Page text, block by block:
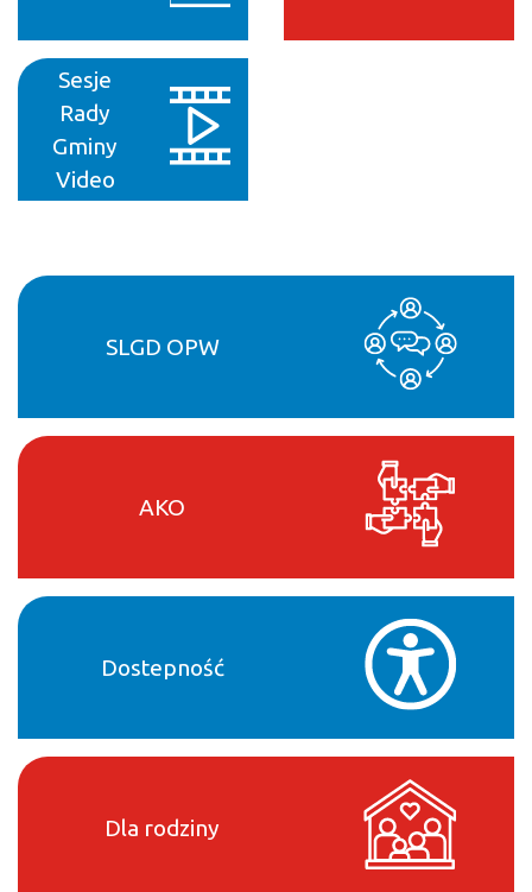
Sesje
Rady
Gminy
Video
SLGD OPW
AKO
Dostepność
Dla rodziny